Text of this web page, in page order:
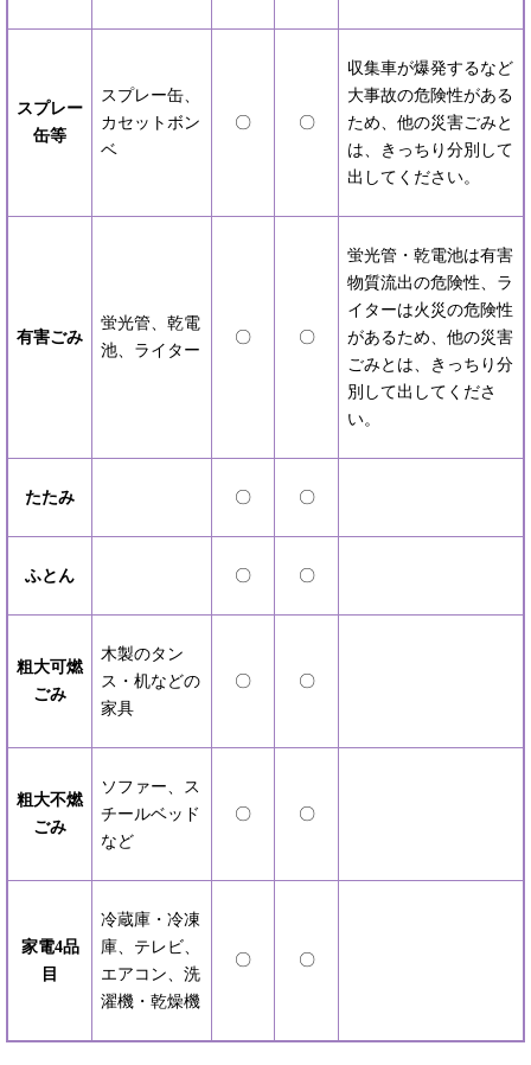
スプレー
缶等
スプレー缶、
カセットボン
ベ
〇 〇
収集車が爆発するなど
大事故の危険性がある
ため、他の災害ごみと
は、きっちり分別して
出してください。
有害ごみ
蛍光管、乾電
池、ライター
〇 〇
蛍光管・乾電池は有害
物質流出の危険性、ラ
イターは火災の危険性
があるため、他の災害
ごみとは、きっちり分
別して出してくださ
い。
たたみ 〇 〇
ふとん 〇 〇
粗大可燃
ごみ
木製のタン
ス・机などの
家具
〇 〇
粗大不燃
ごみ
ソファー、ス
チールベッド
など
〇 〇
家電4品
目
冷蔵庫・冷凍
庫、テレビ、
エアコン、洗
濯機・乾燥機
〇 〇